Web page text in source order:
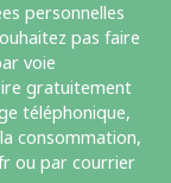
personnelles
pas faire
voie
gratuitement
téléphonique,
consommation,
ou par courrier